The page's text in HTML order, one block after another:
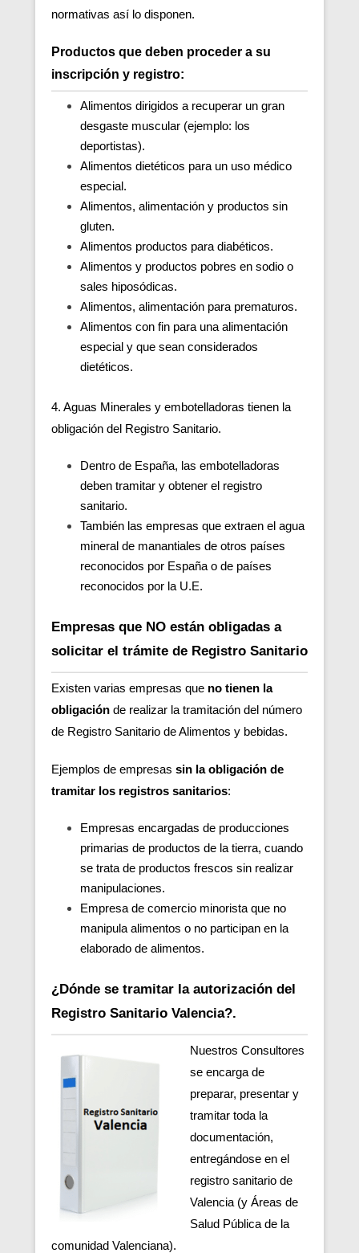
normativas así lo disponen.
Productos que deben proceder a su
inscripción y registro:
Alimentos dirigidos a recuperar un gran
desgaste muscular (ejemplo: los
deportistas).
Alimentos dietéticos para un uso médico
especial.
Alimentos, alimentación y productos sin
gluten.
Alimentos productos para diabéticos.
Alimentos y productos pobres en sodio o
sales hiposódicas.
Alimentos, alimentación para prematuros.
Alimentos con fin para una alimentación
especial y que sean considerados
dietéticos.
4. Aguas Minerales y embotelladoras tienen la
obligación del Registro Sanitario.
Dentro de España, las embotelladoras
deben tramitar y obtener el registro
sanitario.
También las empresas que extraen el agua
mineral de manantiales de otros países
reconocidos por España o de países
reconocidos por la U.E.
Empresas que NO están obligadas a
solicitar el trámite de Registro Sanitario
Existen varias empresas que no tienen la
obligación de realizar la tramitación del número
de Registro Sanitario de Alimentos y bebidas.
Ejemplos de empresas sin la obligación de
tramitar los registros sanitarios:
Empresas encargadas de producciones
primarias de productos de la tierra, cuando
se trata de productos frescos sin realizar
manipulaciones.
Empresa de comercio minorista que no
manipula alimentos o no participan en la
elaborado de alimentos.
¿Dónde se tramitar la autorización del
Registro Sanitario Valencia?.
Nuestros Consultores
se encarga de
preparar, presentar y
tramitar toda la
documentación,
entregándose en el
registro sanitario de
Valencia (y Áreas de
Salud Pública de la
comunidad Valenciana).